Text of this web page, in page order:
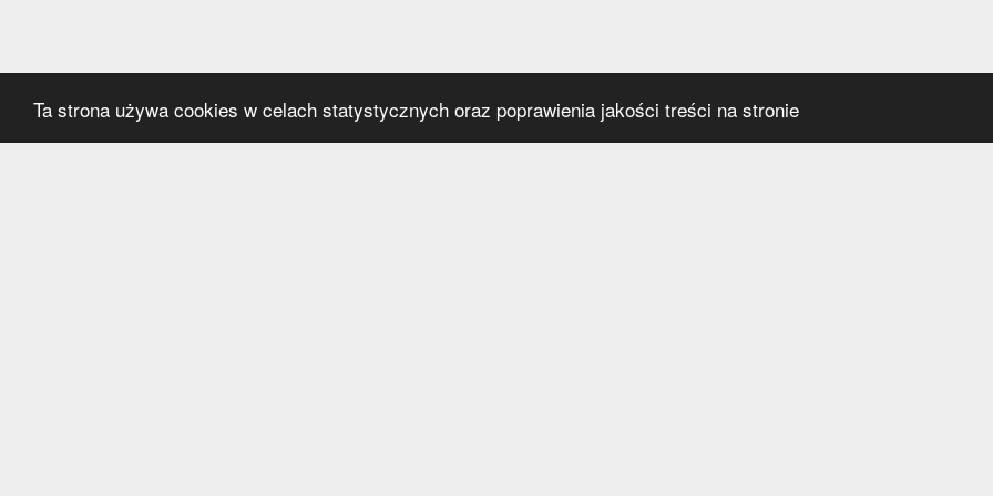
Ta strona używa cookies w celach statystycznych oraz poprawienia jakości treści na stronie